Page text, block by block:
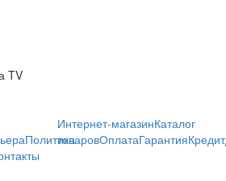
TV
Политика
Интернет-магазинКаталог
товаровОплатаГарантияКредит